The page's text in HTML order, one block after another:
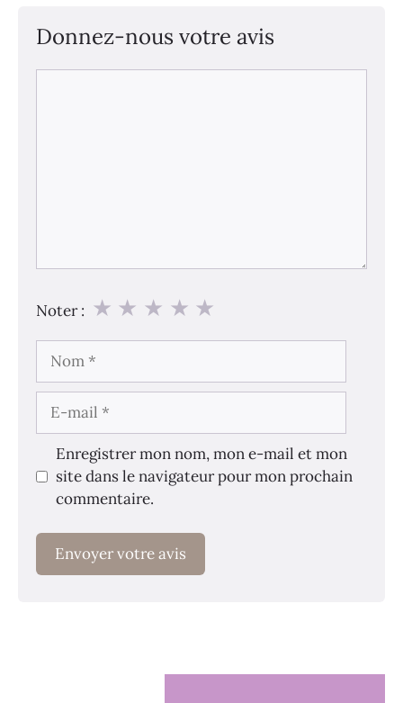
Donnez-nous votre avis
Noter : ★
★
★
★
★
mail
Enregistrer mon nom, mon e-mail et mon
site dans le navigateur pour mon prochain
commentaire.